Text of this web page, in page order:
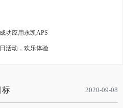
功应用永凯APS
活动，欢乐体验
标 2020-09-08